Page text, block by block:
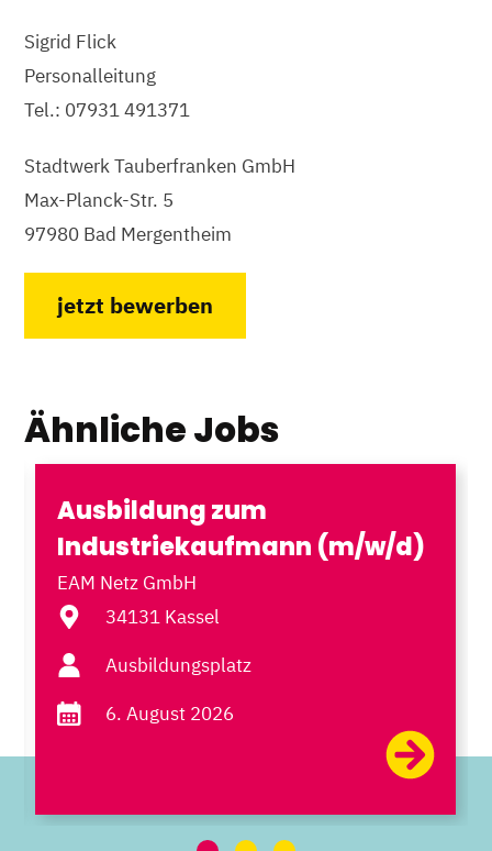
Sigrid Flick
Personalleitung
Tel.: 07931 491371
Stadtwerk Tauberfranken GmbH
Max-Planck-Str. 5
97980 Bad Mergentheim
jetzt bewerben
Ähnliche Jobs
Ausbildung zum
Industriekaufmann (m/w/d)
EAM Netz GmbH
34131 Kassel
Ausbildungsplatz
6. August 2026